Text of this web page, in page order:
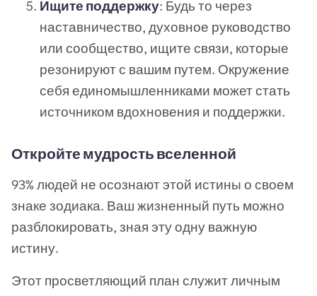
Ищите поддержку: Будь то через
наставничество, духовное руководство
или сообщество, ищите связи, которые
резонируют с вашим путем. Окружение
себя единомышленниками может стать
источником вдохновения и поддержки.
Откройте мудрость вселенной
93% людей не осознают этой истины о своем
знаке зодиака. Ваш жизненный путь можно
разблокировать, зная эту одну важную
истину.
Этот просветляющий план служит личным